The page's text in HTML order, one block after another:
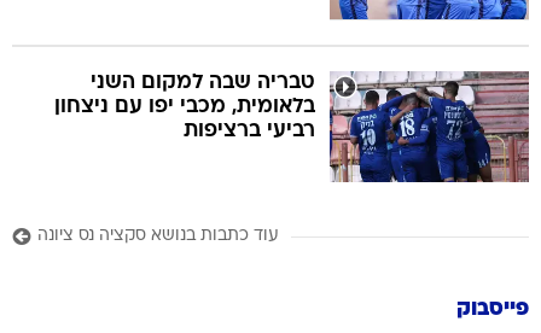
טבריה שבה למקום השני
בלאומית, מכבי יפו עם ניצחון
רביעי ברציפות
עוד כתבות בנושא סקציה נס ציונה
פייסבוק